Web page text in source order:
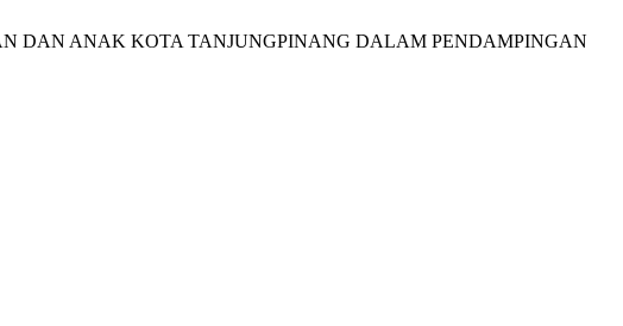
DAN ANAK KOTA TANJUNGPINANG DALAM PENDAMPINGAN